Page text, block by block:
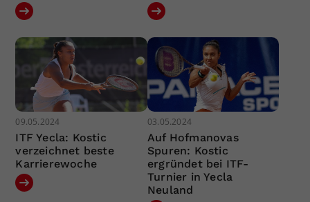
09.05.2024
ITF Yecla: Kostic
verzeichnet beste
Karrierewoche
03.05.2024
Auf Hofmanovas
Spuren: Kostic
ergründet bei ITF-
Turnier in Yecla
Neuland